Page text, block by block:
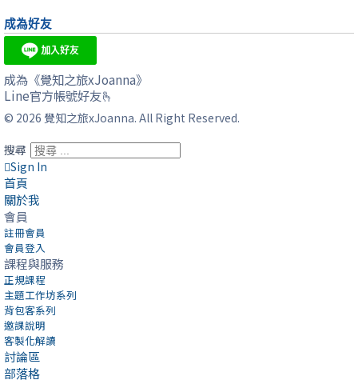
成為好友
成為《覺知之旅xJoanna》
Line官方帳號好友🫰
© 2026 覺知之旅xJoanna. All Right Reserved.
搜尋
Sign In
首頁
關於我
會員
註冊會員
會員登入
課程與服務
正規課程
主題工作坊系列
背包客系列
邀課說明
客製化解讀
討論區
部落格